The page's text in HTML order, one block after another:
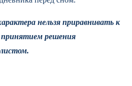
нельзя приравнивать к
принятием решения